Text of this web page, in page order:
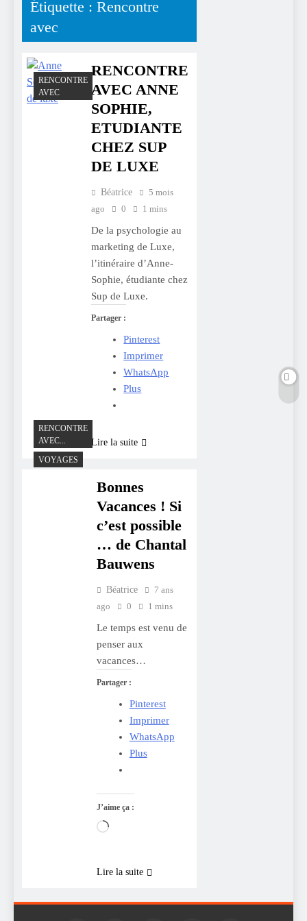
Étiquette : Rencontre
avec
RENCONTRE
AVEC
RENCONTRE
AVEC ANNE
SOPHIE,
ETUDIANTE
CHEZ SUP
DE LUXE
Béatrice
5 mois
ago
0 1 mins
De la psychologie au
marketing de Luxe,
l’itinéraire d’Anne-
Sophie, étudiante chez
Sup de Luxe.
Partager :
Pinterest
Imprimer
WhatsApp
Plus
Lire la suite
RENCONTRE
AVEC...
VOYAGES
Bonnes
Vacances ! Si
c’est possible
… de Chantal
Bauwens
Béatrice
7 ans
ago
0 1 mins
Le temps est venu de
penser aux
vacances…
Partager :
Pinterest
Imprimer
WhatsApp
Plus
J’aime ça :
Chargement…
Lire la suite